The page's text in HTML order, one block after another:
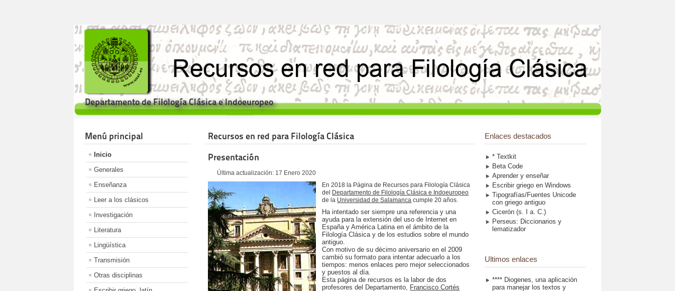
Departamento de Filología Clásica e Indoeuropeo
Menú principal
Inicio
Generales
Enseñanza
Leer a los clásicos
Investigación
Literatura
Lingüística
Transmisión
Otras disciplinas
Recursos en red para Filología Clásica
Presentación
Última actualización: 17 Enero 2020
En 2018 la Página de Recursos para Filología Clásica
del Departamento de Filología Clásica e Indoeuropeo
de la Universidad de Salamanca cumple 20 años.
Ha intentado ser siempre una referencia y una
ayuda para la extensión del uso de Internet en
España y América Latina en el ámbito de la
Filología Clásica y de los estudios sobre el mundo
antiguo.
Con motivo de su décimo aniversario en el 2009
cambió su formato para intentar adecuarlo a los
tiempos: menos enlaces pero mejor seleccionados
y puestos al día.
Esta página de recursos es la labor de dos
profesores del Departamento,
Francisco Cortés
Enlaces destacados
* Textkit
Beta Code
Aprender y enseñar
Escribir griego en Windows
Tipografías/Fuentes Unicode
con griego antiguo
Cicerón (s. I a. C.)
Perseus: Diccionarios y
lematizador
Ultimos enlaces
**** Diogenes, una aplicación
para manejar los textos y